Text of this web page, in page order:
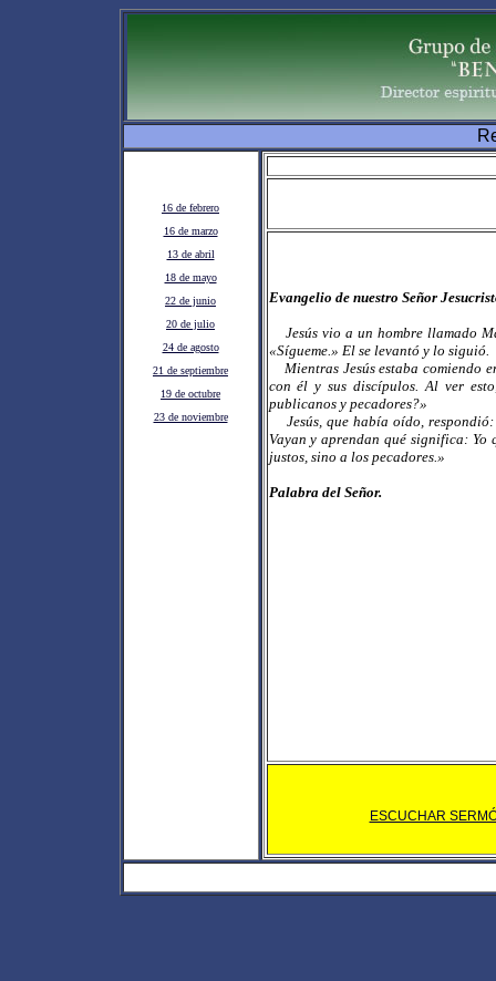
16 de febrero
16 de marzo
13 de abril
18 de mayo
22 de junio
20 de julio
24 de agosto
21 de septiembre
19 de octubre
23 de noviembre
Evangelio de nuestro Señor
Jesús vio a un hombre llamado
«Sígueme.» El se levantó y lo siguió.
Mientras Jesús estaba comiendo
con él y sus discípulos. Al ver
publicanos y pecadores?»
Jesús, que había oído, respondió:
Vayan y aprendan qué significa:
justos, sino a los pecadores.»
Palabra del Señor.
ESCUCHAR